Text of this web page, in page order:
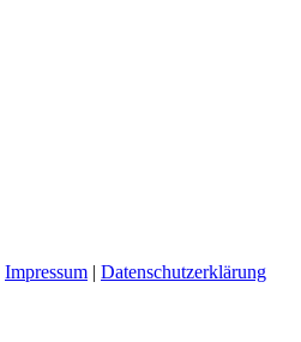
Impressum | Datenschutzerklärung